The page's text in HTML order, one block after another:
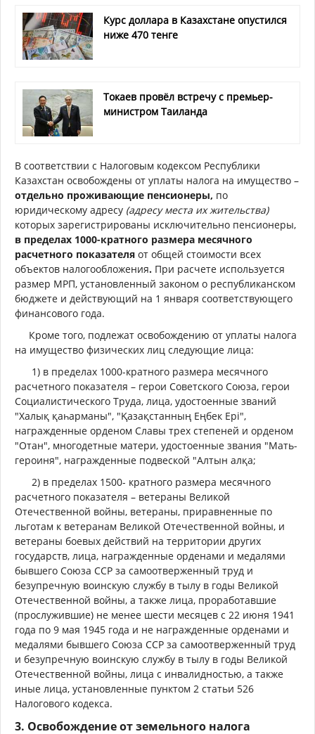
Курс доллара в Казахстане опустился
ниже 470 тенге
Токаев провёл встречу с премьер-
министром Таиланда
В соответствии с Налоговым кодексом Республики
Казахстан освобождены от уплаты налога на имущество –
отдельно проживающие пенсионеры, по
юридическому адресу (адресу места их жительства)
которых зарегистрированы исключительно пенсионеры,
в пределах 1000-кратного размера месячного
расчетного показателя от общей стоимости всех
объектов налогообложения. При расчете используется
размер МРП, установленный законом о республиканском
бюджете и действующий на 1 января соответствующего
финансового года.
Кроме того, подлежат освобождению от уплаты налога
на имущество физических лиц следующие лица:
1) в пределах 1000-кратного размера месячного
расчетного показателя – герои Советского Союза, герои
Социалистического Труда, лица, удостоенные званий
"Халық қаһарманы", "Қазақстанның Еңбек Epi",
награжденные орденом Славы трех степеней и орденом
"Отан", многодетные матери, удостоенные звания "Мать-
героиня", награжденные подвеской "Алтын алқа;
2) в пределах 1500- кратного размера месячного
расчетного показателя – ветераны Великой
Отечественной войны, ветераны, приравненные по
льготам к ветеранам Великой Отечественной войны, и
ветераны боевых действий на территории других
государств, лица, награжденные орденами и медалями
бывшего Союза ССР за самоотверженный труд и
безупречную воинскую службу в тылу в годы Великой
Отечественной войны, а также лица, проработавшие
(прослужившие) не менее шести месяцев с 22 июня 1941
года по 9 мая 1945 года и не награжденные орденами и
медалями бывшего Союза ССР за самоотверженный труд
и безупречную воинскую службу в тылу в годы Великой
Отечественной войны, лица с инвалидностью, а также
иные лица, установленные пунктом 2 статьи 526
Налогового кодекса.
3. Освобождение от земельного налога